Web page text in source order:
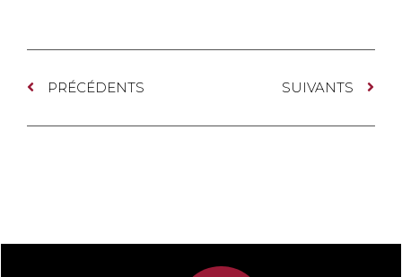
PRÉCÉDENTS SUIVANTS